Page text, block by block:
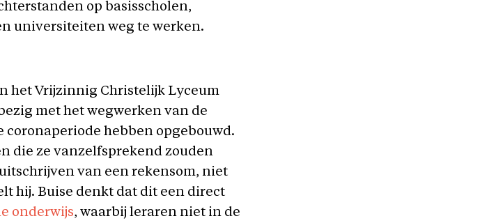
op basisscholen,
universiteiten weg te werken.
het Vrijzinnig Christelijk Lyceum
met het wegwerken van de
hebben opgebouwd.
die ze vanzelfsprekend zouden
van een rekensom, niet
hij. Buise denkt dat dit een direct
onderwijs, waarbij leraren niet in de